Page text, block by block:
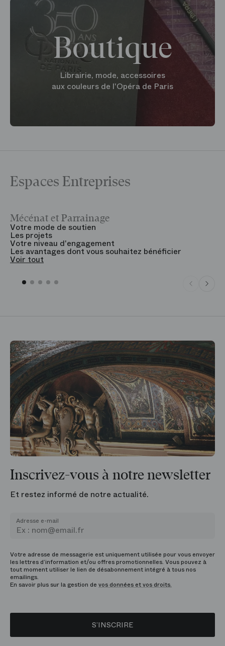
Boutique
Librairie, mode, accessoires
aux couleurs de l'Opéra de Paris
Espaces Entreprises
Mécénat et Parrainage
Votre mode de soutien
Les projets
Votre niveau d'engagement
Les avantages dont vous souhaitez bénéficier
Voir tout
Inscrivez-vous à notre newsletter
Et restez informé de notre actualité.
Adresse e-mail
Votre adresse de messagerie est uniquement utilisée pour vous envoyer
les lettres d’information et/ou offres promotionnelles. Vous pouvez à
tout moment utiliser le lien de désabonnement intégré à tous nos
emailings.
En savoir plus sur la gestion de vos données et vos droits.
S’INSCRIRE